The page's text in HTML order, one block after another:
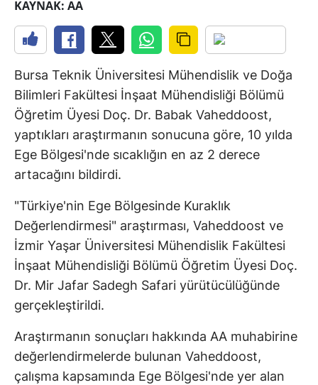
KAYNAK: AA
Bursa Teknik Üniversitesi Mühendislik ve Doğa
Bilimleri Fakültesi İnşaat Mühendisliği Bölümü
Öğretim Üyesi Doç. Dr. Babak Vaheddoost,
yaptıkları araştırmanın sonucuna göre, 10 yılda
Ege Bölgesi'nde sıcaklığın en az 2 derece
artacağını bildirdi.
"Türkiye'nin Ege Bölgesinde Kuraklık
Değerlendirmesi" araştırması, Vaheddoost ve
İzmir Yaşar Üniversitesi Mühendislik Fakültesi
İnşaat Mühendisliği Bölümü Öğretim Üyesi Doç.
Dr. Mir Jafar Sadegh Safari yürütücülüğünde
gerçekleştirildi.
Araştırmanın sonuçları hakkında AA muhabirine
değerlendirmelerde bulunan Vaheddoost,
çalışma kapsamında Ege Bölgesi'nde yer alan